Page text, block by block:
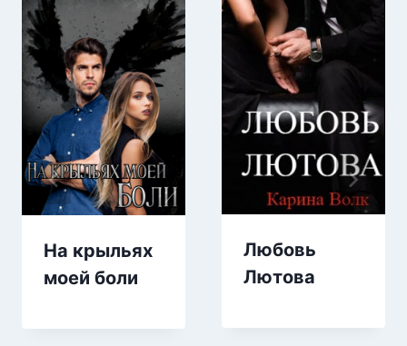
На крыльях
моей боли
Любовь
Лютова